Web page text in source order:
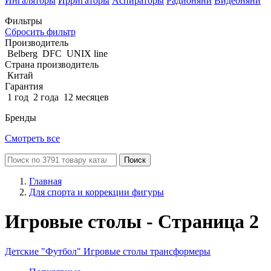
Фильтры
Сбросить фильтр
Производитель
Belberg DFC UNIX line
Страна производитель
Китай
Гарантия
1 год 2 года 12 месяцев
Бренды
Смотреть все
Поиск
Главная
Для спорта и коррекции фигуры
Игровые столы - Страница 2
Детские "Футбол" Игровые столы трансформеры